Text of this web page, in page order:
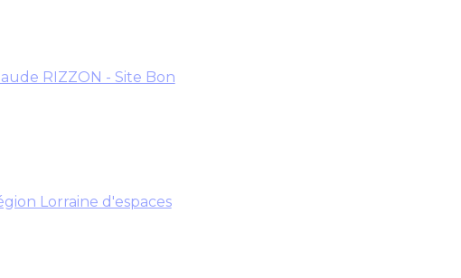
RIZZON - Site Bon
Lorraine d'espaces